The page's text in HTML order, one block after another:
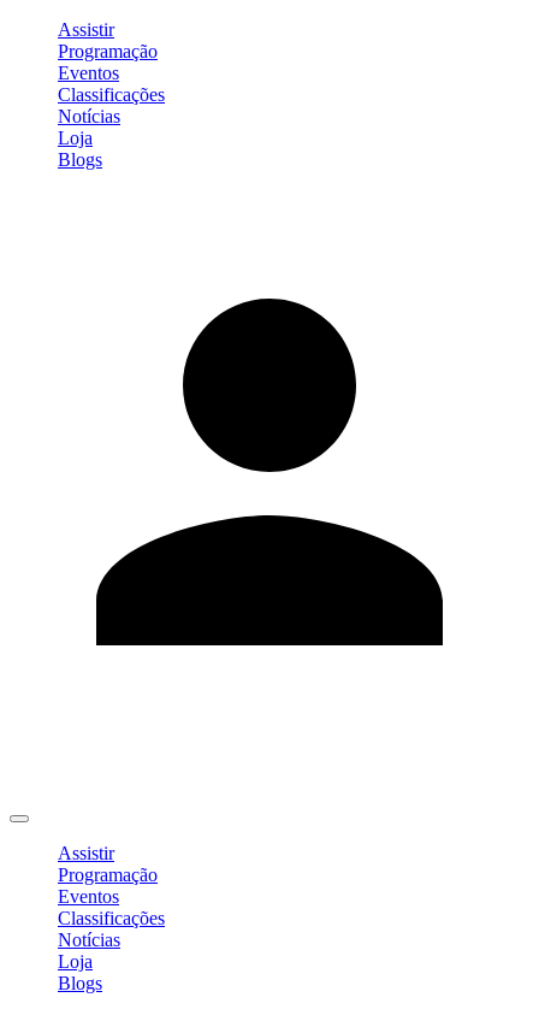
Assistir
Programação
Eventos
Classificações
Notícias
Loja
Blogs
Assistir
Programação
Eventos
Classificações
Notícias
Loja
Blogs